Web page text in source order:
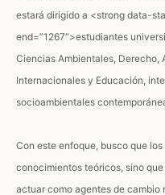
estará dirigido a <strong data-
end=”1267″>estudiantes
Ciencias Ambientales, Derecho,
Internacionales y Educación,
socioambientales
Con este enfoque, busco que
conocimientos teóricos, sino
actuar como agentes de cambio